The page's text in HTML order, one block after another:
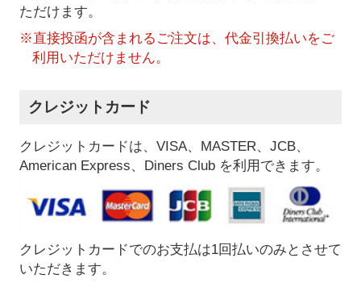
ただけます。
※直接投函が含まれるご注文は、代金引換払いをご
利用いただけません。
クレジットカード
クレジットカードは、VISA、MASTER、JCB、
American Express、Diners Club を利用できます。
クレジットカードでのお支払は1回払いのみとさせて
いただきます。